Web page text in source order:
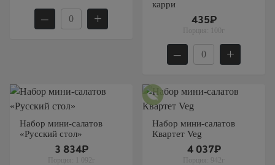
– +
карри
435₽
Порция: 100г
– +
Набор мини-салатов
«Русский стол»
3 834₽
Порция: 1 092г
Набор мини-салатов
Квартет Veg
4 037₽
Порция: 942г